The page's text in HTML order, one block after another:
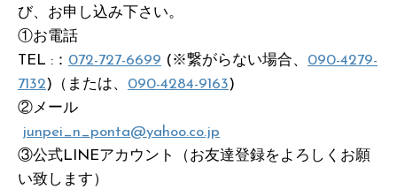
び、お申し込み下さい。
①お電話
TEL :： 072-727-6699 (※繋がらない場合、 090-4279-
7132)（または、 090-4284-9163)
②メール
junpei_n_ponta@yahoo.co.jp
③公式LINEアカウント（お友達登録をよろしくお願
い致します）